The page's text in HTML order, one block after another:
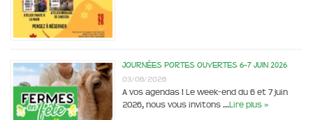
Journées portes ouvertes 6-7 juin 2026
03/06/2026
A vos agendas ! Le week-end du 6 et 7 juin
2026, nous vous invitons …Lire plus »